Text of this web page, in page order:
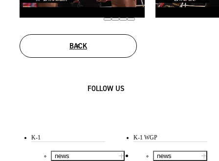
BACK
FOLLOW US
K-1
news
K-1 WGP
news